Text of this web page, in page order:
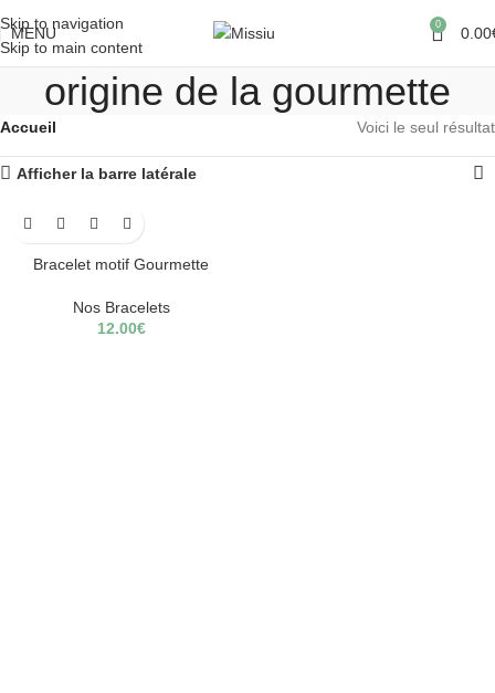
Skip to navigation
Skip to main content
MENU 0 0.00
origine de la gourmette
Accueil Voici le seul résultat
Afficher la barre latérale
Bracelet motif Gourmette
Nos Bracelets
12.00€